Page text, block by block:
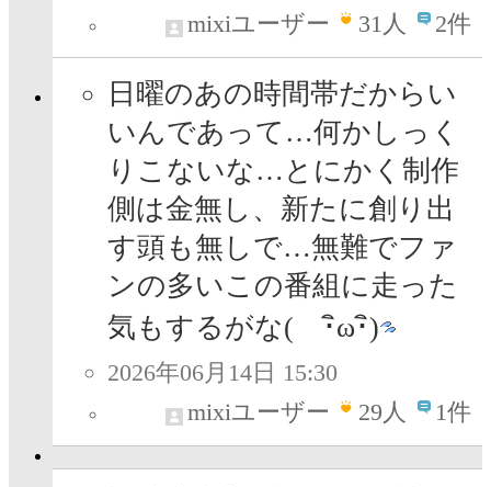
mixiユーザー
31人 2件
日曜のあの時間帯だからい
いんであって…何かしっく
りこないな…とにかく制作
側は金無し、新たに創り出
す頭も無しで…無難でファ
ンの多いこの番組に走った
気もするがな( ･ิω･ิ)
2026年06月14日 15:30
mixiユーザー
29人 1件